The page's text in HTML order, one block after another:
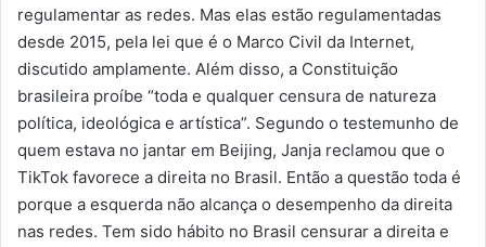
regulamentar as redes. Mas elas estão regulamentadas
desde 2015, pela lei que é o Marco Civil da Internet,
discutido amplamente. Além disso, a Constituição
brasileira proíbe “toda e qualquer censura de natureza
política, ideológica e artística”. Segundo o testemunho de
quem estava no jantar em Beijing, Janja reclamou que o
TikTok favorece a direita no Brasil. Então a questão toda é
porque a esquerda não alcança o desempenho da direita
nas redes. Tem sido hábito no Brasil censurar a direita e